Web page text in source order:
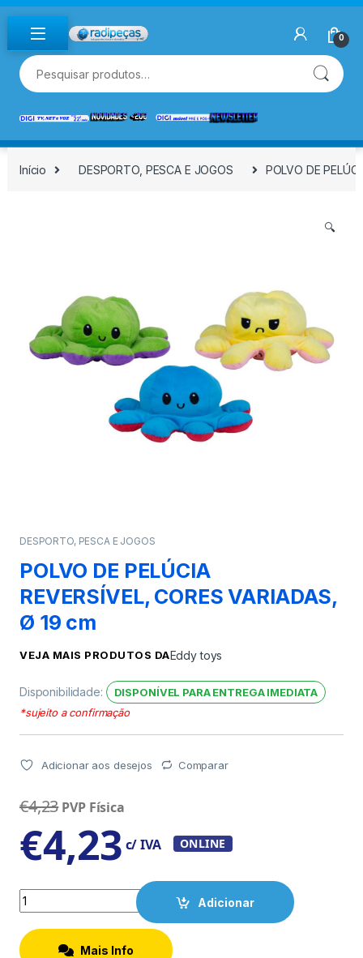
Skip to navigation
Skip to content
0
Pesquisar por:
Início DESPORTO, PESCA E JOGOS POLVO DE
🔍
DESPORTO, PESCA E JOGOS
POLVO DE PELÚCIA
REVERSÍVEL, CORES VARIADAS,
Ø 19 cm
VEJA MAIS PRODUTOS DAEddy toys
Disponibilidade:
DISPONÍVEL PARA ENTREGA IMEDIATA
*sujeito a confirmação
Adicionar aos desejos Comparar
€4,23 PVP Física
€4,23 c/ IVA ONLINE
Quantity
Adicionar
Mais Info